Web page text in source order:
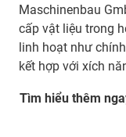
Maschinenbau
cấp vật liệu trong
linh hoạt như
kết hợp với xích
Tìm hiểu thêm